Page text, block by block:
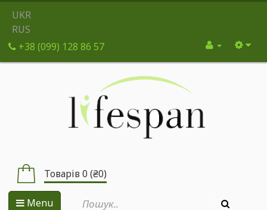
UKR
RUS
+38 (099) 128 86 57
Товарів 0 (₴0)
Menu